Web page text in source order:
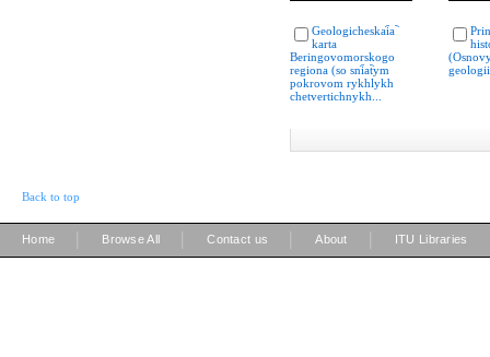
Geologicheskai︠a︡
karta
Beringovomorskogo
regiona (so sni︠a︡tym
pokrovom rykhlykh
chetvertichnykh...
Back to top
Home Browse All Contact us About ITU Libraries